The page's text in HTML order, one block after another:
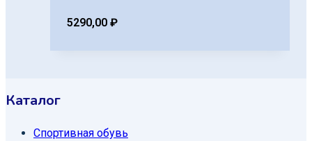
5290,00 ₽
Каталог
Спортивная обувь